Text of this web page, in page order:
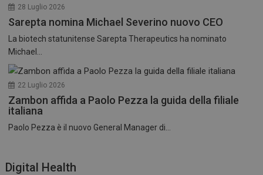
28 Luglio 2026
Sarepta nomina Michael Severino nuovo CEO
La biotech statunitense Sarepta Therapeutics ha nominato
Michael...
22 Luglio 2026
Zambon affida a Paolo Pezza la guida della filiale
italiana
Paolo Pezza è il nuovo General Manager di...
Digital Health